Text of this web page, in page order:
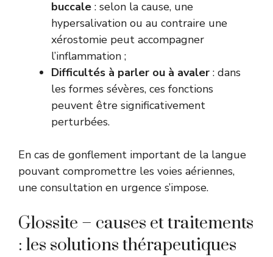
buccale : selon la cause, une
hypersalivation ou au contraire une
xérostomie peut accompagner
l’inflammation ;
Difficultés à parler ou à avaler : dans
les formes sévères, ces fonctions
peuvent être significativement
perturbées.
En cas de gonflement important de la langue
pouvant compromettre les voies aériennes,
une consultation en urgence s’impose.
Glossite – causes et traitements
: les solutions thérapeutiques